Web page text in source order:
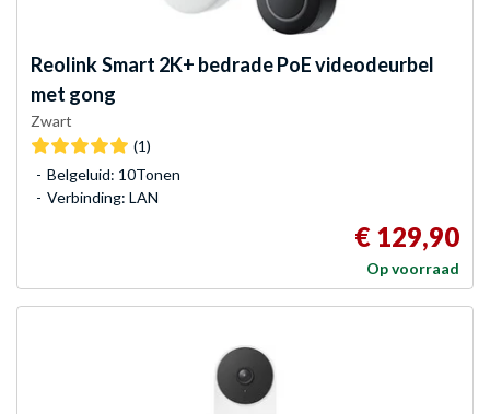
ReolinkSmart 2K+ bedrade PoE videodeurbel
met gong
Zwart
(1)
Belgeluid: 10Tonen
Verbinding: LAN
€ 129,90
Op voorraad